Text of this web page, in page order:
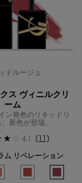
ドルージュ
ス ヴィニルクリ
ーム
ン発色のリキッドリ
新色が登場。
4.1 (11)
ム リベレーション
{1} の場合
4/14
、5/14
クリーム、6/14
ス ヴィニルクリーム、
YSL ザ インクス ヴ
カラー YSL ザ インク
ォケーション のカラー